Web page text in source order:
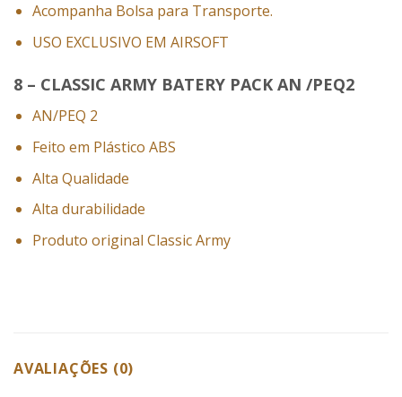
Acompanha Bolsa para Transporte.
USO EXCLUSIVO EM AIRSOFT
8 – CLASSIC ARMY BATERY PACK AN /PEQ2
AN/PEQ 2
Feito em Plástico ABS
Alta Qualidade
Alta durabilidade
Produto original Classic Army
AVALIAÇÕES (0)